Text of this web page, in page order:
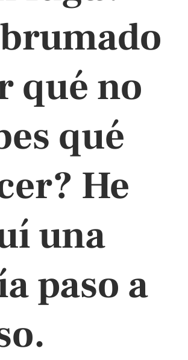
qué no
qué
He
una
paso a